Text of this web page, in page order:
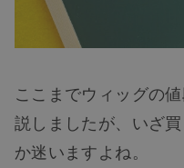
ここまでウィッグの
説しましたが、いざ
か迷いますよね。